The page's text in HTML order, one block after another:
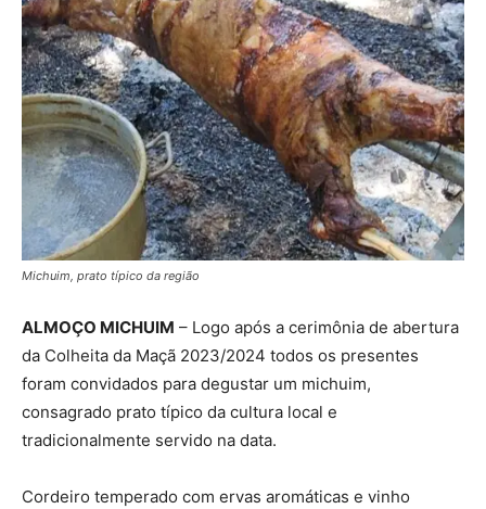
Michuim, prato típico da região
ALMOÇO MICHUIM – Logo após a cerimônia de abertura
da Colheita da Maçã 2023/2024 todos os presentes
foram convidados para degustar um michuim,
consagrado prato típico da cultura local e
tradicionalmente servido na data.
Cordeiro temperado com ervas aromáticas e vinho